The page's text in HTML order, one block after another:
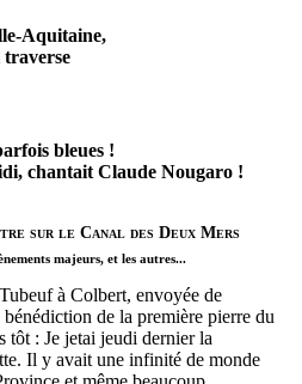
Aquitaine,
traverse
bleues !
chantait Claude Nougaro !
sur le Canal des Deux Mers
majeurs, et les autres...
à Colbert, envoyée de
de la première pierre du
tôt : Je jetai jeudi dernier la
Il y avait une infinité de monde